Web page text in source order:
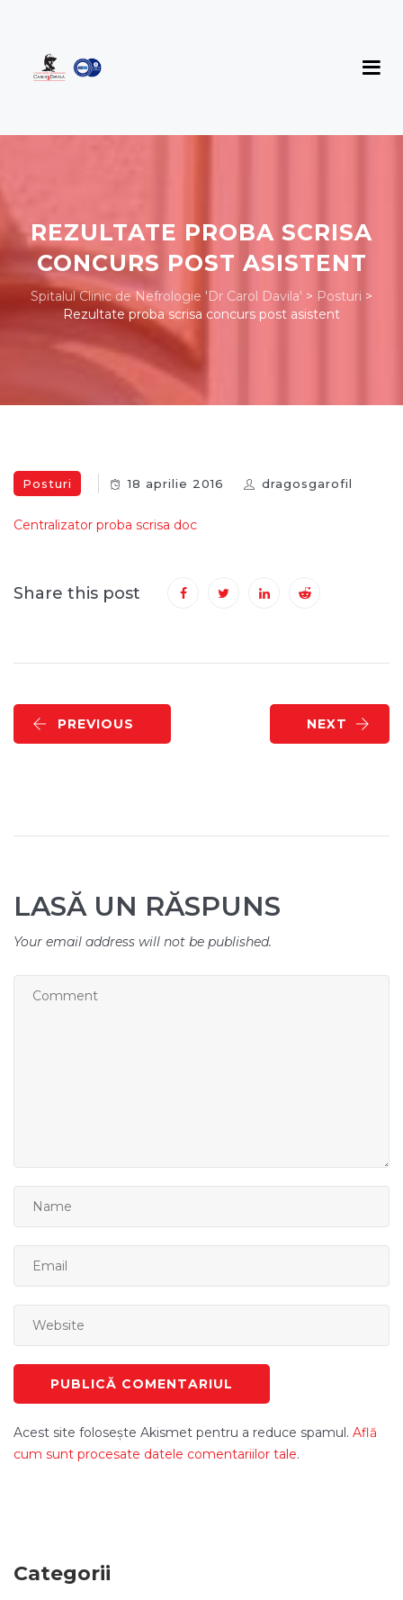
REZULTATE PROBA SCRISA
CONCURS POST ASISTENT
Spitalul Clinic de Nefrologie 'Dr Carol Davila' > Posturi >
Rezultate proba scrisa concurs post asistent
Posturi 18 aprilie 2016 dragosgarofil
Centralizator proba scrisa doc
Share this post
PREVIOUS NEXT
LASĂ UN RĂSPUNS
Your email address will not be published.
Acest site folosește Akismet pentru a reduce spamul. Află
cum sunt procesate datele comentariilor tale.
Categorii